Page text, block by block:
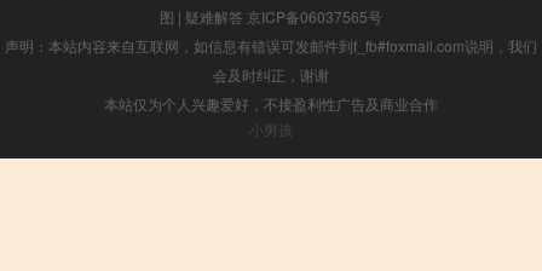
图 | 疑难解答 京ICP备06037565号
声明：本站内容来自互联网，如信息有错误可发邮件到f_fb#foxmail.com说明，我们
会及时纠正，谢谢
本站仅为个人兴趣爱好，不接盈利性广告及商业合作
小男孩